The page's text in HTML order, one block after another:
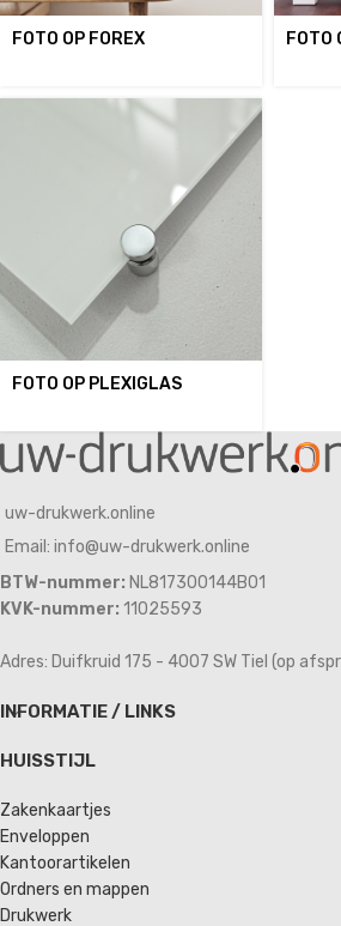
FOTO OP FOREX FOTO
FOTO OP PLEXIGLAS
uw-drukwerk.online
Email: info@uw-drukwerk.online
BTW-nummer: NL817300144B01
KVK-nummer: 11025593
Adres: Duifkruid 175 - 4007 SW Tiel (op
INFORMATIE / LINKS
HUISSTIJL
Zakenkaartjes
Enveloppen
Kantoorartikelen
Ordners en mappen
Drukwerk